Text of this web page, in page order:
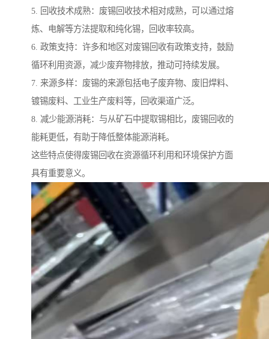
5. 回收技术成熟：废锡回收技术相对成熟，可以通过熔
炼、电解等方法提取和纯化锡，回收率较高。
6. 政策支持：许多和地区对废锡回收有政策支持，鼓励
循环利用资源，减少废弃物排放，推动可持续发展。
7. 来源多样：废锡的来源包括电子废弃物、废旧焊料、
镀锡废料、工业生产废料等，回收渠道广泛。
8. 减少能源消耗：与从矿石中提取锡相比，废锡回收的
能耗更低，有助于降低整体能源消耗。
这些特点使得废锡回收在资源循环利用和环境保护方面
具有重要意义。